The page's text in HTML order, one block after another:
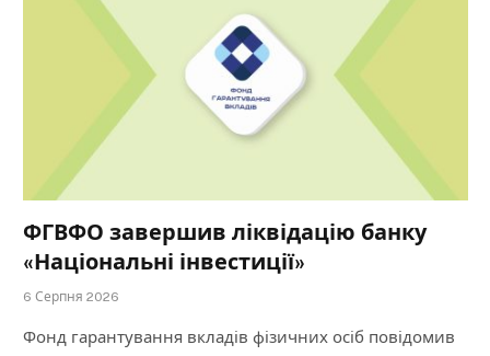
ФГВФО завершив ліквідацію банку
«Національні інвестиції»
6 Серпня 2026
Фонд гарантування вкладів фізичних осіб повідомив